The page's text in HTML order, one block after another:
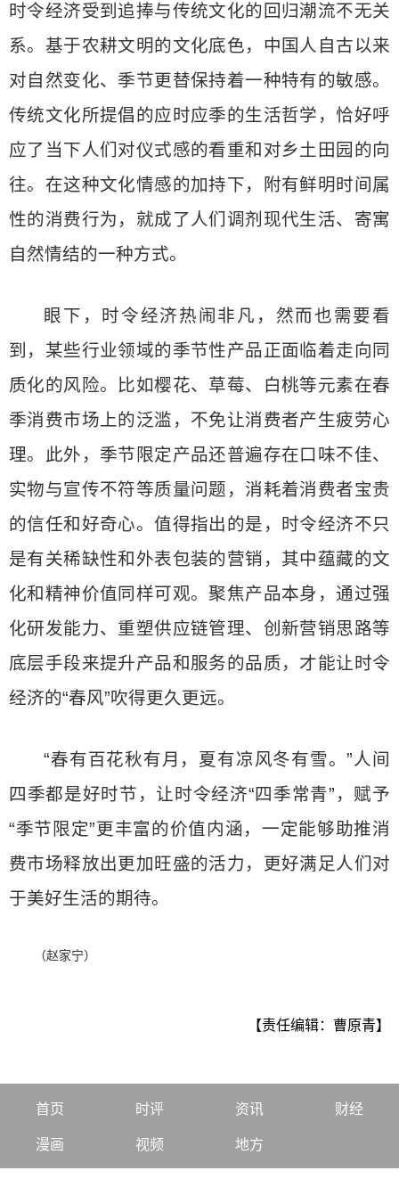
时令经济受到追捧与传统文化的回归潮流不无关
系。基于农耕文明的文化底色，中国人自古以来
对自然变化、季节更替保持着一种特有的敏感。
传统文化所提倡的应时应季的生活哲学，恰好呼
应了当下人们对仪式感的看重和对乡土田园的向
往。在这种文化情感的加持下，附有鲜明时间属
性的消费行为，就成了人们调剂现代生活、寄寓
自然情结的一种方式。
眼下，时令经济热闹非凡，然而也需要看
到，某些行业领域的季节性产品正面临着走向同
质化的风险。比如樱花、草莓、白桃等元素在春
季消费市场上的泛滥，不免让消费者产生疲劳心
理。此外，季节限定产品还普遍存在口味不佳、
实物与宣传不符等质量问题，消耗着消费者宝贵
的信任和好奇心。值得指出的是，时令经济不只
是有关稀缺性和外表包装的营销，其中蕴藏的文
化和精神价值同样可观。聚焦产品本身，通过强
化研发能力、重塑供应链管理、创新营销思路等
底层手段来提升产品和服务的品质，才能让时令
经济的“春风”吹得更久更远。
“春有百花秋有月，夏有凉风冬有雪。”人间
四季都是好时节，让时令经济“四季常青”，赋予
“季节限定”更丰富的价值内涵，一定能够助推消
费市场释放出更加旺盛的活力，更好满足人们对
于美好生活的期待。
（赵家宁）
【责任编辑：曹原青】
首页 时评 资讯 财经
漫画 视频 地方